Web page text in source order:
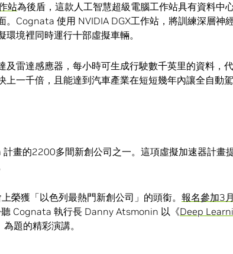
站為後盾，這款人工智慧超級電腦工作站具有資料中
。Cognata 使用 NVIDIA DGX工作站，將訓練深層神
境裡同時運行十部虛擬車輛。
及雷達感應器，每小時可生成行駛數千英里的資料，
上一千倍，且能達到汽車產業在短短幾年內讓全自動
畫的2200多間新創公司之一。這項虛擬加速器計畫
榮獲「以色列最熱門新創公司」的頭銜。 報名參加3
聽 Cognata 執行長 Danny Atsmonin 以《Deep
為題的精彩演講。